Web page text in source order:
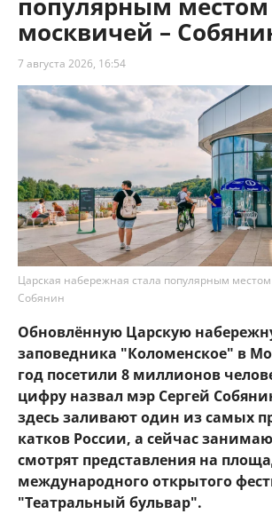
москвичей –
7 августа 2026, 16:54
Царская набережная стала популярным
Собянин
Обновлённую Царскую
заповедника "Коломенское" в
год посетили 8 миллионов
цифру назвал мэр Сергей
здесь заливают один из самых
катков России, а сейчас
смотрят представления на
международного открытого
"Театральный бульвар".